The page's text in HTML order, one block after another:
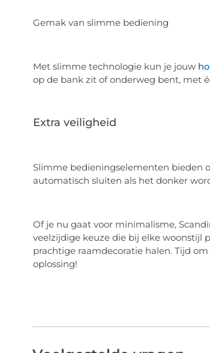
Gemak van slimme bediening
Met slimme technologie kun je jouw
op de bank zit of onderweg bent, met
Extra veiligheid
Slimme bedieningselementen bieden
automatisch sluiten als het donker
Of je nu gaat voor minimalisme,
veelzijdige keuze die bij elke woonstijl
prachtige raamdecoratie halen. Tijd
oplossing!